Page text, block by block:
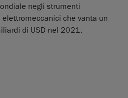
negli strumenti
che vanta un
di USD nel 2021.